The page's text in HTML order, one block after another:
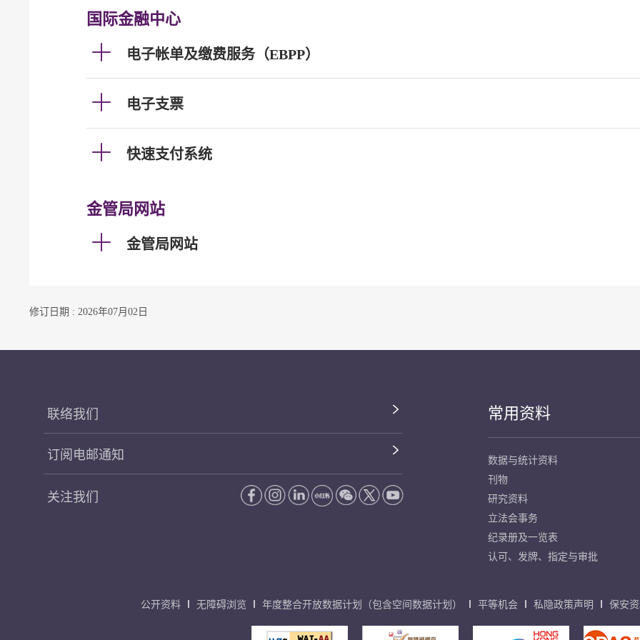
国际金融中心
电子帐单及缴费服务（EBPP）
电子支票
快速支付系统
金管局网站
金管局网站
修订日期 : 2026年07月02日
联络我们
订阅电邮通知
关注我们
常用资料
数据与统计资料
刊物
研究资料
立法会事务
纪录册及一览表
认可、发牌、指定与审批
公开资料 无障碍浏览 年度整合开放数据计划（包含空间数据计划） 平等机会 私隐政策声明 保安